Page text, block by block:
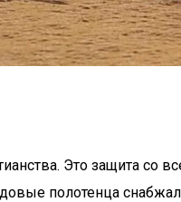
Это защита со
полотенца